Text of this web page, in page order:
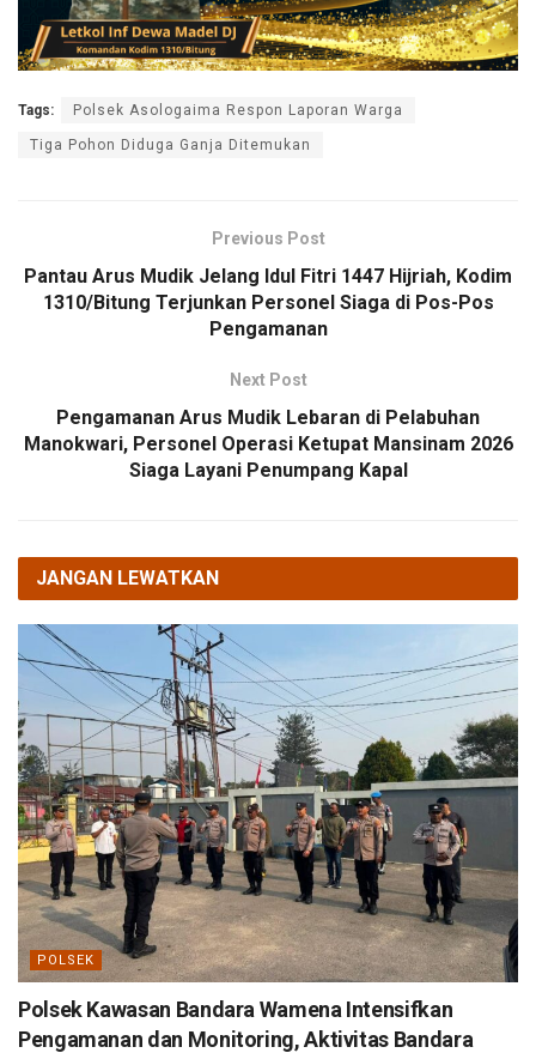
Tags: Polsek Asologaima Respon Laporan Warga
Tiga Pohon Diduga Ganja Ditemukan
Previous Post
Pantau Arus Mudik Jelang Idul Fitri 1447 Hijriah, Kodim
1310/Bitung Terjunkan Personel Siaga di Pos-Pos
Pengamanan
Next Post
Pengamanan Arus Mudik Lebaran di Pelabuhan
Manokwari, Personel Operasi Ketupat Mansinam 2026
Siaga Layani Penumpang Kapal
JANGAN LEWATKAN
POLSEK
Polsek Kawasan Bandara Wamena Intensifkan
Pengamanan dan Monitoring, Aktivitas Bandara